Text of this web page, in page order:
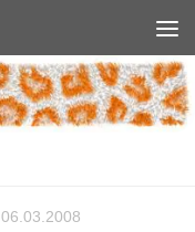
06.03.2008